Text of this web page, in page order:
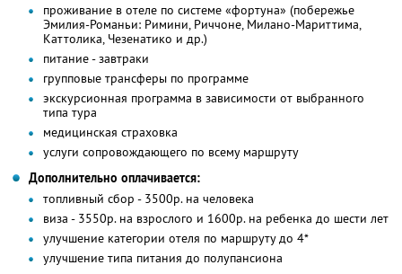
проживание в отеле по системе «фортуна» (побережье
Эмилия-Романьи: Римини, Риччоне, Милано-Мариттима,
Каттолика, Чезенатико и др.)
питание - завтраки
групповые трансферы по программе
экскурсионная программа в зависимости от выбранного
типа тура
медицинская страховка
услуги сопровождающего по всему маршруту
Дополнительно оплачивается:
топливный сбор - 3500р. на человека
виза - 3550р. на взрослого и 1600р. на ребенка до шести лет
улучшение категории отеля по маршруту до 4*
улучшение типа питания до полупансиона